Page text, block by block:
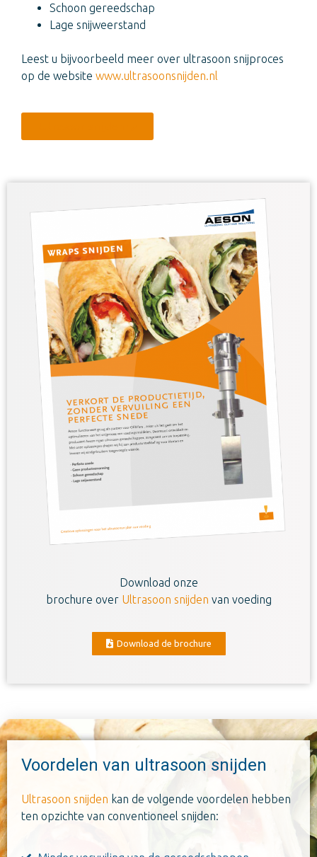
Schoon gereedschap
Lage snijweerstand
Leest u bijvoorbeeld meer over ultrasoon snijproces
op de website www.ultrasoonsnijden.nl
Download onze
brochure over Ultrasoon snijden van voeding
Download de brochure
Voordelen van ultrasoon snijden
Ultrasoon snijden kan de volgende voordelen hebben
ten opzichte van conventioneel snijden: